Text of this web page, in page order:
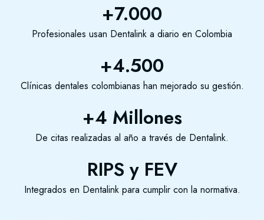
+7.000
Profesionales usan Dentalink a diario en Colombia
+4.500
Clínicas dentales colombianas han mejorado su gestión.
+4 Millones
De citas realizadas al año a través de Dentalink.
RIPS y FEV
Integrados en Dentalink para cumplir con la normativa.